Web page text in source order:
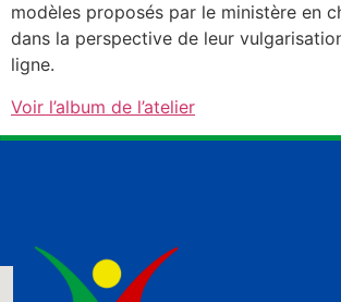
modèles proposés par le ministère en
dans la perspective de leur
ligne.
Voir l’album de l’atelier